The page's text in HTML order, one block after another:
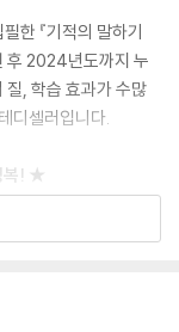
한 『기적의 말하기
후 2024년도까지 누
질, 학습 효과가 수많
디셀러입니다.
복! ★
. ‘자주 쓰는 쉬운 단
자연스럽게 튀어나